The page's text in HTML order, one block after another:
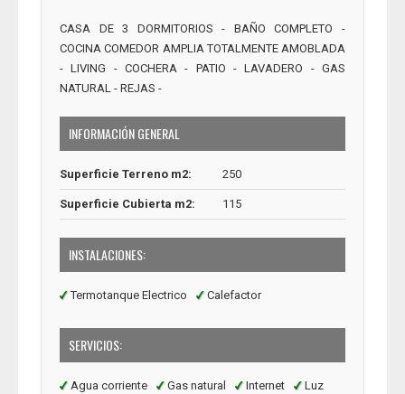
CASA DE 3 DORMITORIOS - BAÑO COMPLETO -
COCINA COMEDOR AMPLIA TOTALMENTE AMOBLADA
- LIVING - COCHERA - PATIO - LAVADERO - GAS
NATURAL - REJAS -
INFORMACIÓN GENERAL
Superficie Terreno m2: 250
Superficie Cubierta m2: 115
INSTALACIONES:
Termotanque Electrico Calefactor
SERVICIOS:
Agua corriente Gas natural Internet Luz